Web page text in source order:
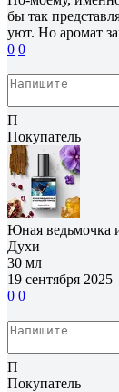
бы так
уют. Но аромат
0 0
П
Покупатель
Юная ведьмочка
Духи
30 мл
19 сентября 2025
0 0
П
Покупатель